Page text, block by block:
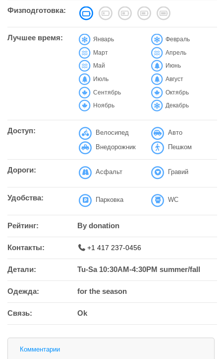
Физподготовка:
Лучшее время: Январь Февраль
Март Апрель
Май Июнь
Июль Август
Сентябрь Октябрь
Ноябрь Декабрь
Доступ: Велосипед
Авто
Внедорожник
Пешком
Дороги: Асфальт Гравий
Удобства: Парковка WC
Рейтинг: By donation
Контакты: +1 417 237-0456
Детали: Tu-Sa 10:30AM-4:30PM summer/fall
Одежда: for the season
Связь: Ok
Комментарии